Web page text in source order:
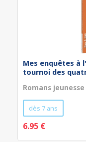
Mes enquêtes à
tournoi des
Romans jeunesse
dès 7 ans
6.95 €